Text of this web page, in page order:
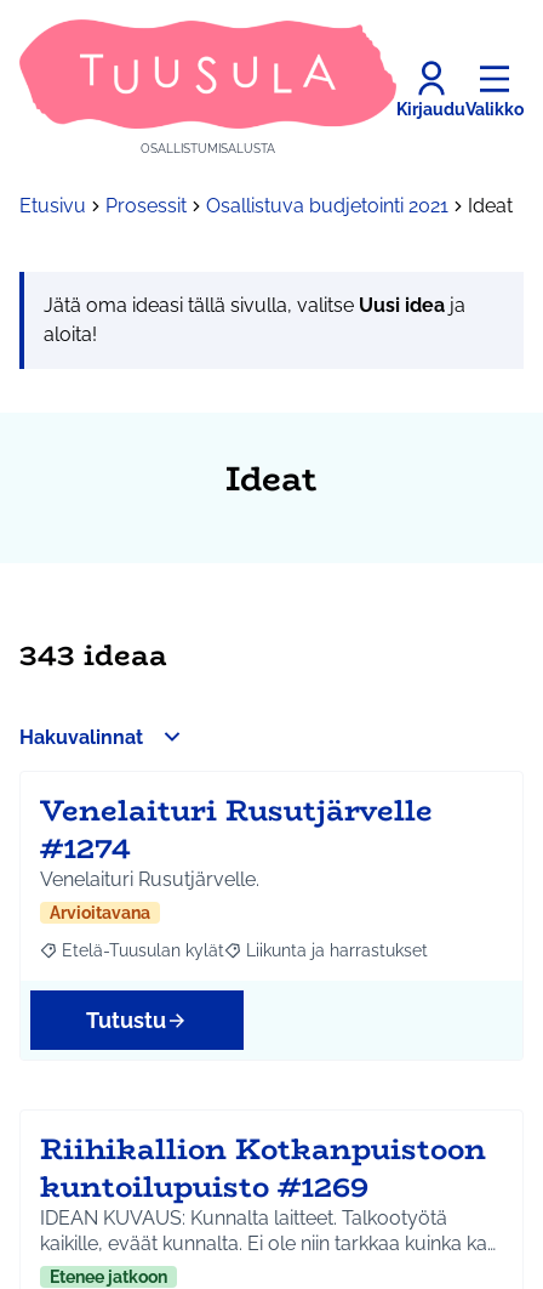
OSALLISTUMISALUSTA
KirjauduValikko
Etusivu Prosessit Osallistuva budjetointi 2021 Ideat
Jätä oma ideasi tällä sivulla, valitse Uusi idea ja
aloita!
Ideat
343 ideaa
Hakuvalinnat
Venelaituri Rusutjärvelle
#1274
Venelaituri Rusutjärvelle.
Arvioitavana
Rajaa tulokset aihepiirin mukaan: Etelä-Tuusulan kylät
Etelä-Tuusulan kylät Rajaa tulokset teeman mukaan:
Liikunta ja harrastukset
Tutustu
Riihikallion Kotkanpuistoon
kuntoilupuisto #1269
IDEAN KUVAUS: Kunnalta laitteet. Talkootyötä
kaikille, eväät kunnalta. Ei ole niin tarkkaa kuinka ka…
Etenee jatkoon